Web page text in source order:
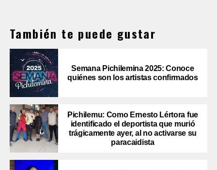
También te puede gustar
Semana Pichilemina 2025: Conoce
quiénes son los artistas confirmados
Pichilemu: Como Ernesto Lértora fue
identificado el deportista que murió
trágicamente ayer, al no activarse su
paracaidista